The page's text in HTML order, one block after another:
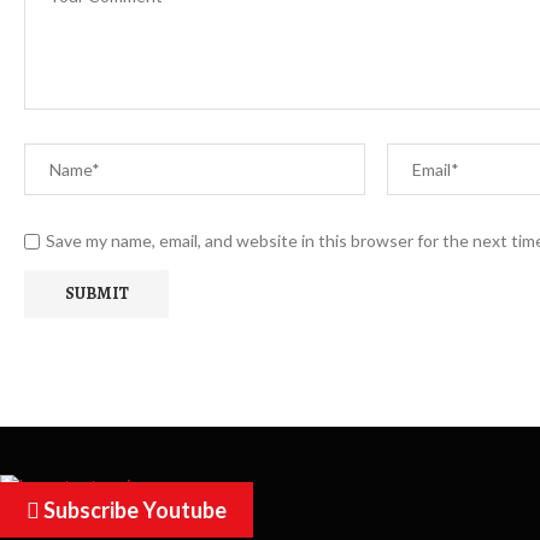
Save my name, email, and website in this browser for the next
Subscribe Youtube